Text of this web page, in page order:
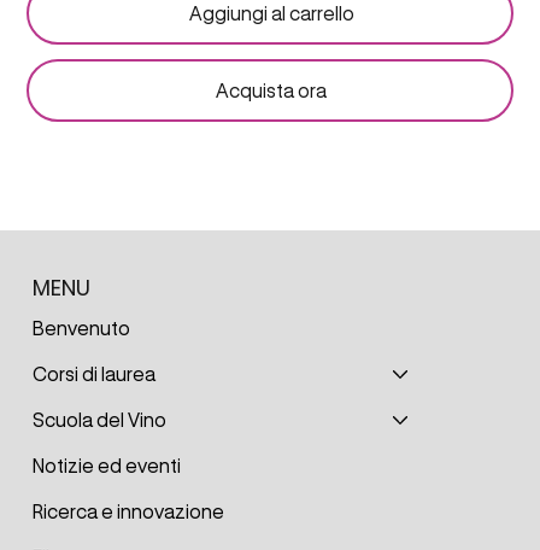
Aggiungi al carrello
Acquista ora
MENU
Benvenuto
Corsi di laurea
Scuola del Vino
Notizie ed eventi
Ricerca e innovazione